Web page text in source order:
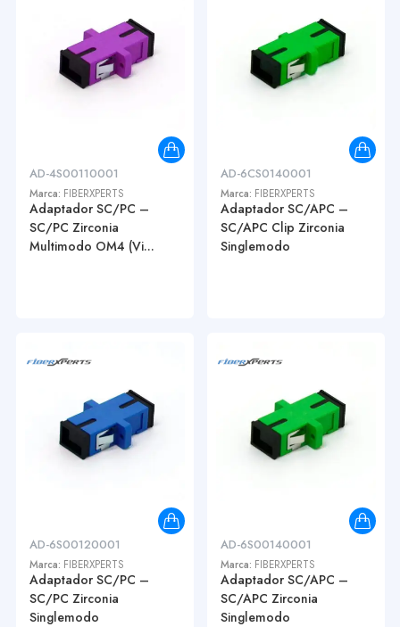
AD-4S00110001
Marca: FIBERXPERTS
Adaptador SC/PC –
SC/PC Zirconia
Multimodo OM4 (Vi...
AD-6CS0140001
Marca: FIBERXPERTS
Adaptador SC/APC –
SC/APC Clip Zirconia
Singlemodo
AD-6S00120001
Marca: FIBERXPERTS
Adaptador SC/PC –
SC/PC Zirconia
Singlemodo
AD-6S00140001
Marca: FIBERXPERTS
Adaptador SC/APC –
SC/APC Zirconia
Singlemodo